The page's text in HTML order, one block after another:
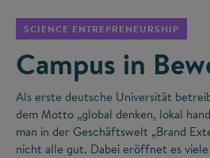
SCIENCE ENTREPRENEURSHIP
Campus in
Als erste deutsche Universität
dem Motto „global denken, lokal
man in der Geschäftswelt „Brand
nicht alle gut. Dabei eröffnet es